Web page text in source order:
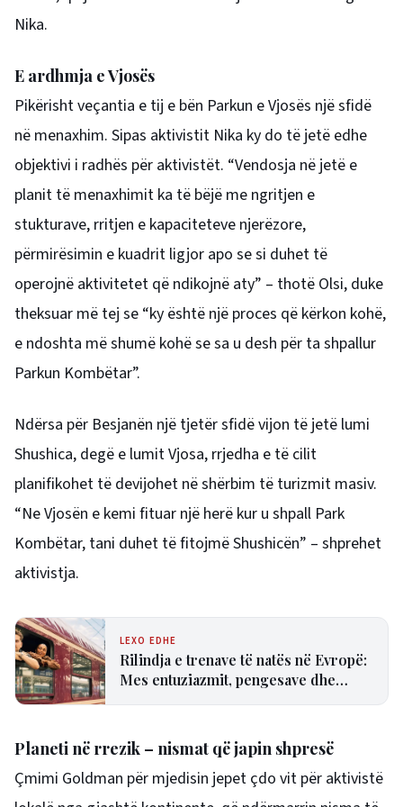
Nika.
E ardhmja e Vjosës
Pikërisht veçantia e tij e bën Parkun e Vjosës një sfidë
në menaxhim. Sipas aktivistit Nika ky do të jetë edhe
objektivi i radhës për aktivistët. “Vendosja në jetë e
planit të menaxhimit ka të bëjë me ngritjen e
stukturave, rritjen e kapaciteteve njerëzore,
përmirësimin e kuadrit ligjor apo se si duhet të
operojnë aktivitetet që ndikojnë aty” – thotë Olsi, duke
theksuar më tej se “ky është një proces që kërkon kohë,
e ndoshta më shumë kohë se sa u desh për ta shpallur
Parkun Kombëtar”.
Ndërsa për Besjanën një tjetër sfidë vijon të jetë lumi
Shushica, degë e lumit Vjosa, rrjedha e të cilit
planifikohet të devijohet në shërbim të turizmit masiv.
“Ne Vjosën e kemi fituar një herë kur u shpall Park
Kombëtar, tani duhet të fitojmë Shushicën” – shprehet
aktivistja.
LEXO EDHE
Rilindja e trenave të natës në Evropë:
Mes entuziazmit, pengesave dhe
Planeti në rrezik – nismat që japin shpresë
Çmimi Goldman për mjedisin jepet çdo vit për aktivistë